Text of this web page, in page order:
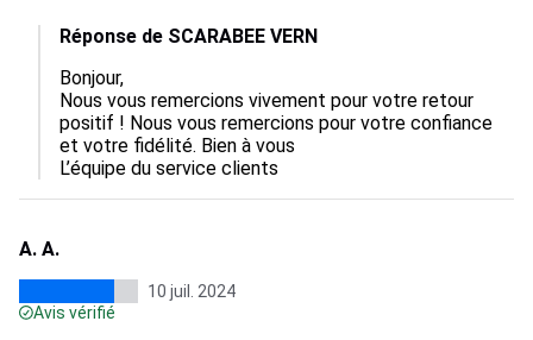
Réponse de SCARABEE VERN
Bonjour,
Nous vous remercions vivement pour votre retour
positif ! Nous vous remercions pour votre confiance
et votre fidélité. Bien à vous
L’équipe du service clients
A. A.
10 juil. 2024
Avis vérifié